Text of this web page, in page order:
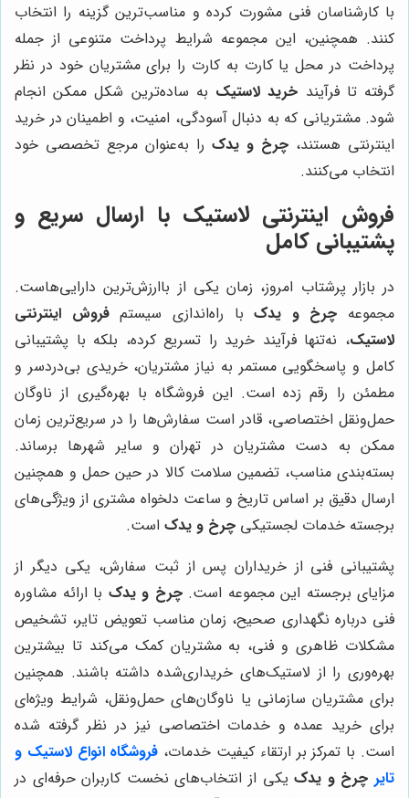
با کارشناسان فنی مشورت کرده و مناسب‌ترین گزینه را انتخاب
کنند. همچنین، این مجموعه شرایط پرداخت متنوعی از جمله
پرداخت در محل یا کارت به کارت را برای مشتریان خود در نظر
گرفته تا فرآیند خرید لاستیک به ساده‌ترین شکل ممکن انجام
شود. مشتریانی که به دنبال آسودگی، امنیت، و اطمینان در خرید
اینترنتی هستند، چرخ و یدک را به‌عنوان مرجع تخصصی خود
انتخاب می‌کنند.
فروش اینترنتی لاستیک با ارسال سریع و
پشتیبانی کامل
در بازار پرشتاب امروز، زمان یکی از باارزش‌ترین دارایی‌هاست.
مجموعه چرخ و یدکبا راه‌اندازی سیستمفروش اینترنتی
لاستیک، نه‌تنها فرآیند خرید را تسریع کرده، بلکه با پشتیبانی
کامل و پاسخگویی مستمر به نیاز مشتریان، خریدی بی‌دردسر و
مطمئن را رقم زده است. این فروشگاه با بهره‌گیری از ناوگان
حمل‌ونقل اختصاصی، قادر است سفارش‌ها را در سریع‌ترین زمان
ممکن به دست مشتریان در تهران و سایر شهرها برساند.
بسته‌بندی مناسب، تضمین سلامت کالا در حین حمل و همچنین
ارسال دقیق بر اساس تاریخ و ساعت دلخواه مشتری از ویژگی‌های
برجسته خدمات لجستیکی چرخ و یدک است.
پشتیبانی فنی از خریداران پس از ثبت سفارش، یکی دیگر از
مزایای برجسته این مجموعه است.چرخ و یدک با ارائه مشاوره
فنی درباره نگهداری صحیح، زمان مناسب تعویض تایر، تشخیص
مشکلات ظاهری و فنی، به مشتریان کمک می‌کند تا بیشترین
بهره‌وری را از لاستیک‌های خریداری‌شده داشته باشند. همچنین
برای مشتریان سازمانی یا ناوگان‌های حمل‌ونقل، شرایط ویژه‌ای
برای خرید عمده و خدمات اختصاصی نیز در نظر گرفته شده
است. با تمرکز بر ارتقاء کیفیت خدمات، فروشگاه انواع لاستیک و
تایر چرخ و یدکیکی از انتخاب‌های نخست کاربران حرفه‌ای در